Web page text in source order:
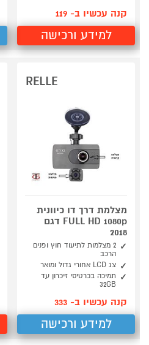
קנה עכשיו ב- 119
למידע ורכישה
RELLE
מצלמת דרך דו כיוונית
FULL HD 1080p דגם
2018
2 מצלמות לתיעוד חוץ ופנים
הרכב
צג LCD אחורי גדול ומואר
תמיכה בכרטיסי זיכרון עד
32GB
קנה עכשיו ב- 333
למידע ורכישה